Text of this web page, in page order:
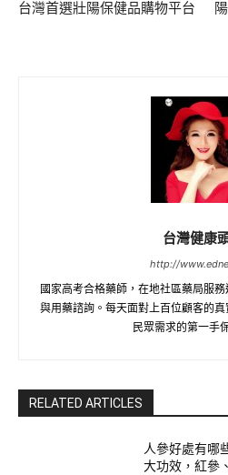
台灣首選壯陽保健品購物平台​
台灣健康
http://
國家高考合格藥師，在地社區藥局服
與用藥諮詢。每天面對上百位顧客的
民眾需求的第一手
RELATED ARTICLES
人參好處有哪
大功效，紅參